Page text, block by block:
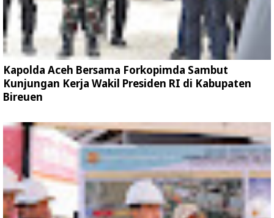
Kapolda Aceh Bersama Forkopimda Sambut
Kunjungan Kerja Wakil Presiden RI di Kabupaten
Bireuen